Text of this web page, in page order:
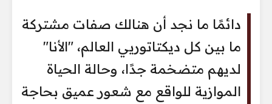
دائمًا ما نجد أن هنالك صفات مشتركة
ما بين كل ديكتاتوريي العالم، "الأنا"
لديهم متضخمة جدًا، وحالة الحياة
الموازية للواقع مع شعور عميق بحاجة